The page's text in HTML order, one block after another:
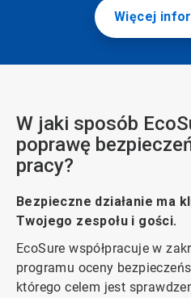
Więcej
W jaki sposób
poprawę
pracy?
Bezpieczne działanie ma
Twojego zespołu i gości.
EcoSure współpracuje w
programu oceny
którego celem jest